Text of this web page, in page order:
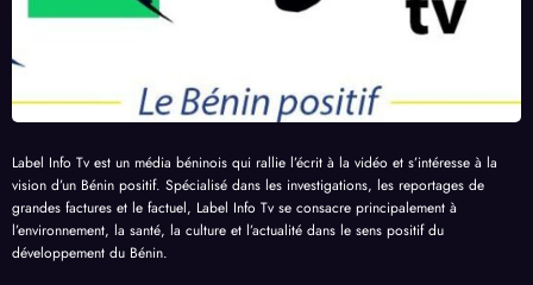
Label Info Tv est un média béninois qui rallie l’écrit à la vidéo et s’intéresse à la
vision d’un Bénin positif. Spécialisé dans les investigations, les reportages de
grandes factures et le factuel, Label Info Tv se consacre principalement à
l’environnement, la santé, la culture et l’actualité dans le sens positif du
développement du Bénin.